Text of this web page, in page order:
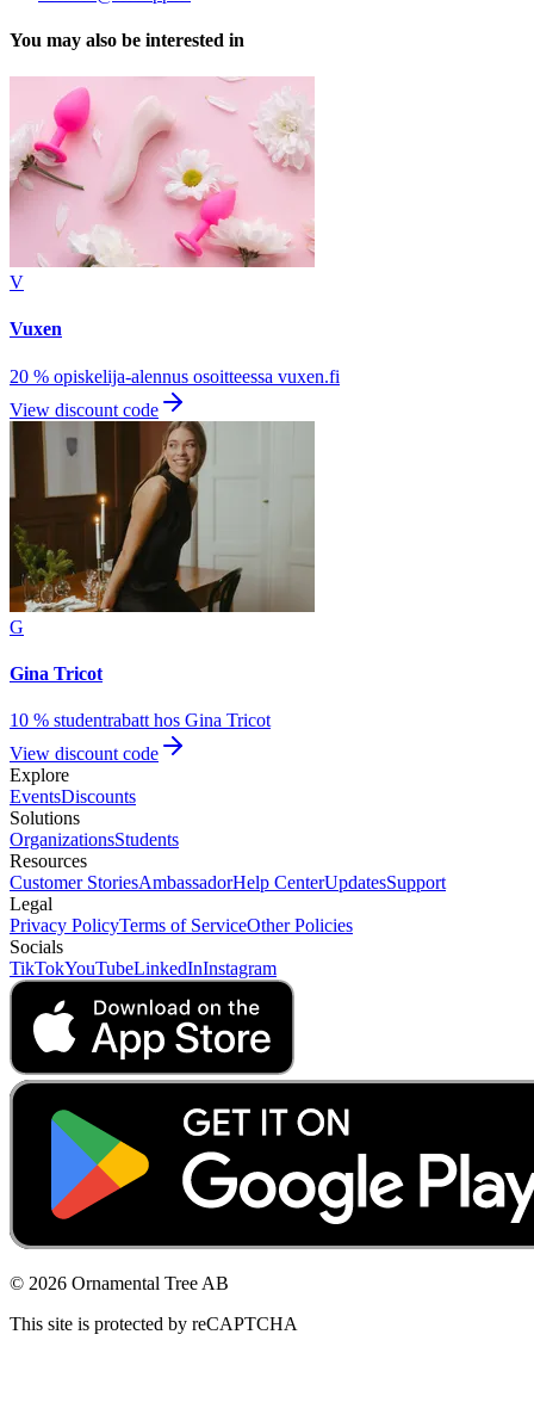
You may also be interested in
V
Vuxen
20 % opiskelija-alennus osoitteessa vuxen.fi
View discount code
G
Gina Tricot
10 % studentrabatt hos Gina Tricot
View discount code
Explore
EventsDiscounts
Solutions
OrganizationsStudents
Resources
Customer StoriesAmbassadorHelp CenterUpdatesSupport
Legal
Privacy PolicyTerms of ServiceOther Policies
Socials
TikTokYouTubeLinkedInInstagram
© 2026 Ornamental Tree AB
This site is protected by reCAPTCHA